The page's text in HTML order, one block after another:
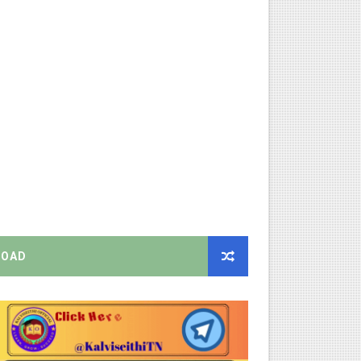
மதிப்பெண் சான்றிதழ் பதிவிறக்கம் செய்வது எப்படி? DGE முக்கிய
இயக்குநராக கலைச்செல்வி மோகன், IAS நியமனம் - அரசாணை
முதலமைச்சரின் நிலையான ஆணைகள் (TN Govt Standing
வெளியீடு!
- ஆட்சியர் சுற்றறிக்கை!
வெளியிட்ட முக்கிய அறிவிப்பு!